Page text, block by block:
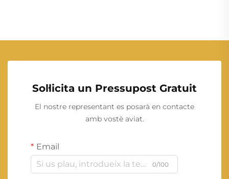
Sol·licita un Pressupost Gratuit
El nostre representant es posarà en contacte
amb vostè aviat.
Email
0/100